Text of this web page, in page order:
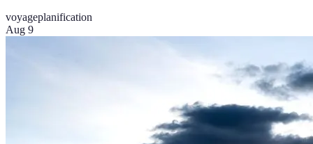
voyageplanification
Aug 9